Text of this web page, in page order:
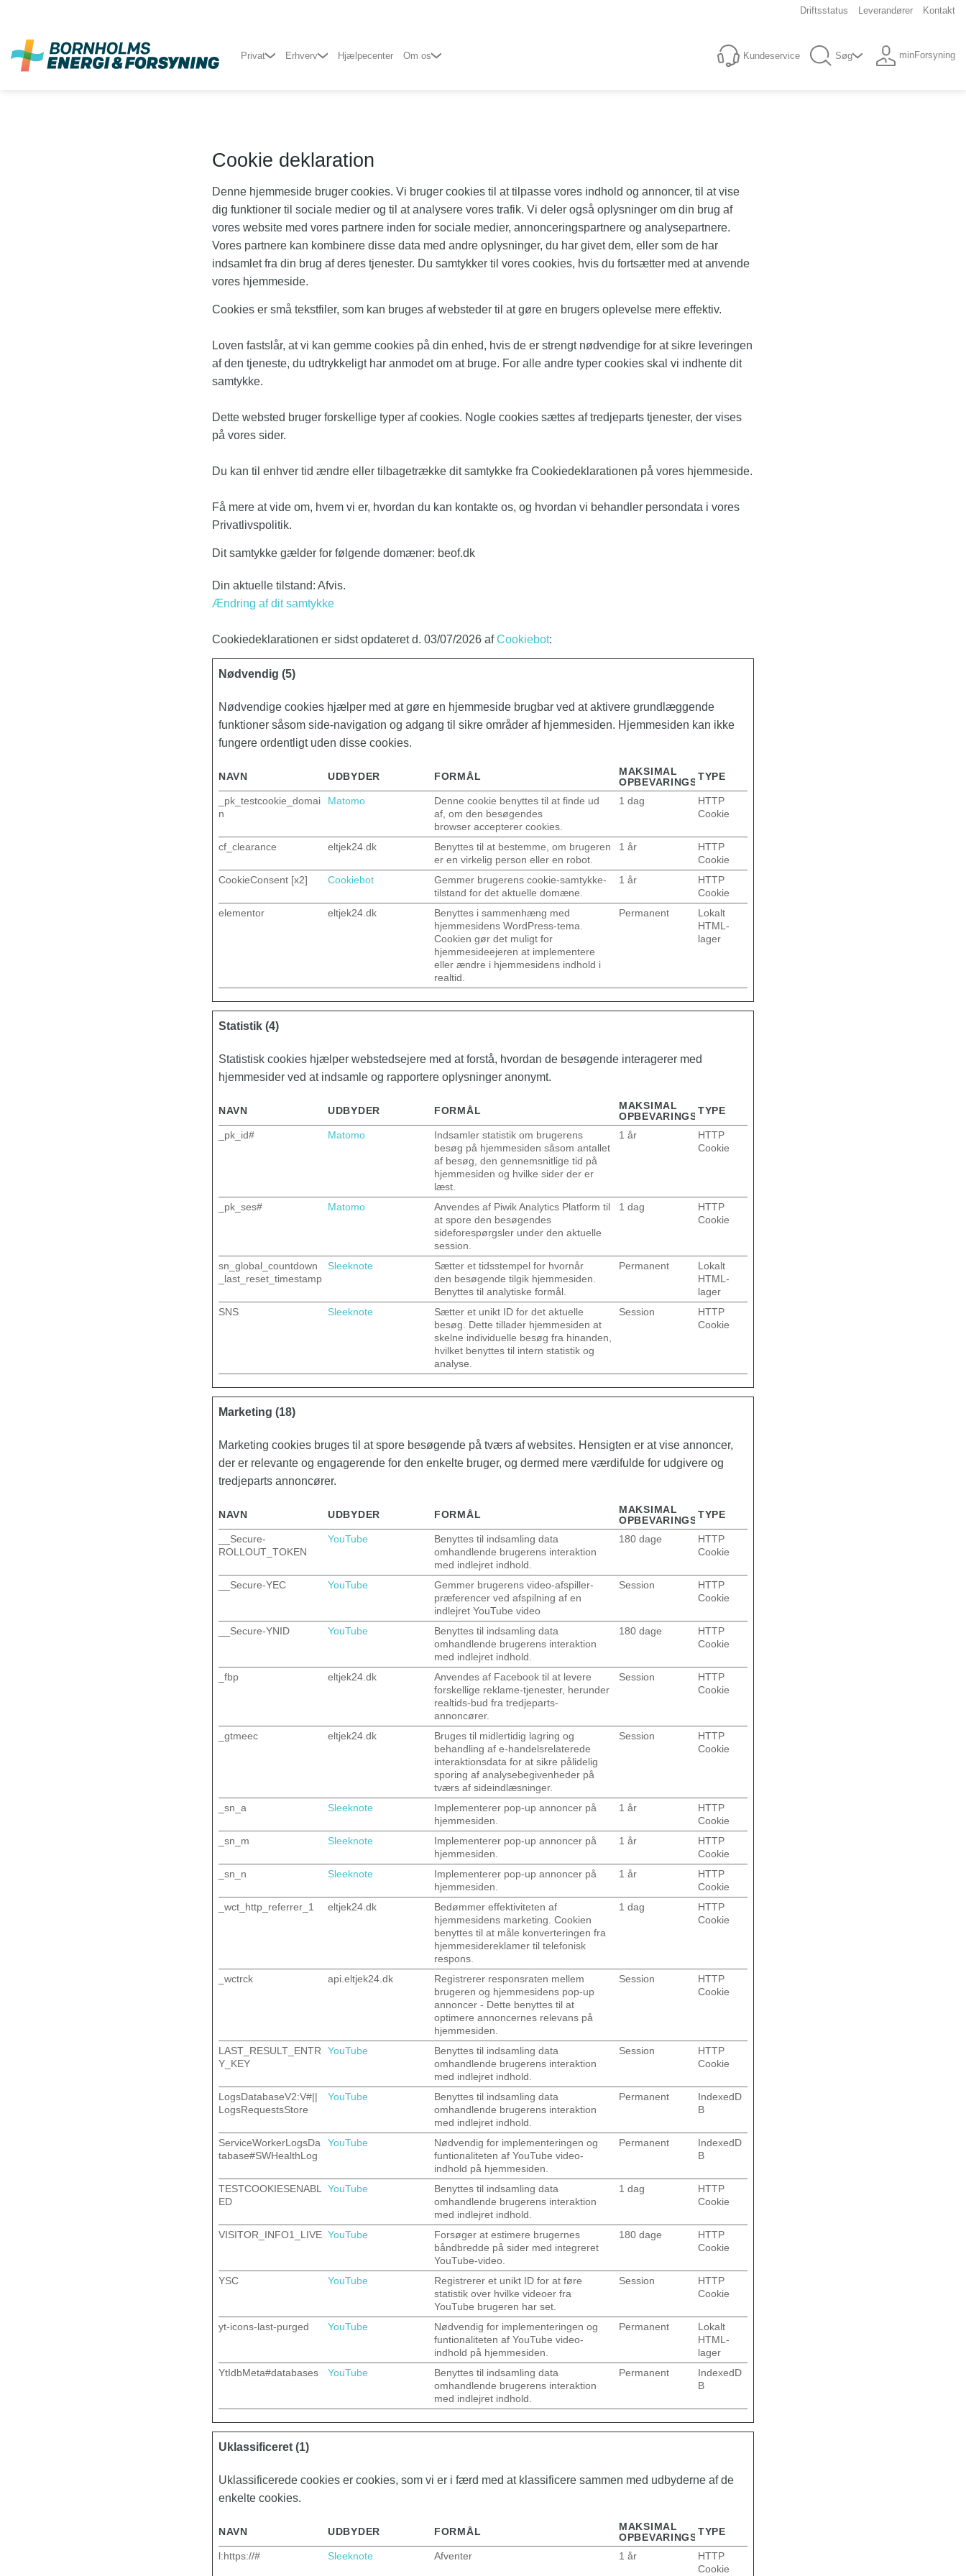
indhold
Driftsstatus Leverandører Kontakt
Privat Erhverv Hjælpecenter Om os Kundeservice Søg minForsyning
Cookie deklaration
Denne hjemmeside bruger cookies. Vi bruger cookies til at tilpasse vores indhold og annoncer, til at vise
dig funktioner til sociale medier og til at analysere vores trafik. Vi deler også oplysninger om din brug af
vores website med vores partnere inden for sociale medier, annonceringspartnere og analysepartnere.
Vores partnere kan kombinere disse data med andre oplysninger, du har givet dem, eller som de har
indsamlet fra din brug af deres tjenester. Du samtykker til vores cookies, hvis du fortsætter med at anvende
vores hjemmeside.
Cookies er små tekstfiler, som kan bruges af websteder til at gøre en brugers oplevelse mere effektiv.
Loven fastslår, at vi kan gemme cookies på din enhed, hvis de er strengt nødvendige for at sikre leveringen
af den tjeneste, du udtrykkeligt har anmodet om at bruge. For alle andre typer cookies skal vi indhente dit
samtykke.
Dette websted bruger forskellige typer af cookies. Nogle cookies sættes af tredjeparts tjenester, der vises
på vores sider.
Du kan til enhver tid ændre eller tilbagetrække dit samtykke fra Cookiedeklarationen på vores hjemmeside.
Få mere at vide om, hvem vi er, hvordan du kan kontakte os, og hvordan vi behandler persondata i vores
Privatlivspolitik.
Dit samtykke gælder for følgende domæner: beof.dk
Din aktuelle tilstand: Afvis.
Ændring af dit samtykke
Cookiedeklarationen er sidst opdateret d. 03/07/2026 afCookiebot:
Nødvendig (5)
Nødvendige cookies hjælper med at gøre en hjemmeside brugbar ved at aktivere grundlæggende
funktioner såsom side-navigation og adgang til sikre områder af hjemmesiden. Hjemmesiden kan ikke
fungere ordentligt uden disse cookies.
NAVN UDBYDER FORMÅL
MAKSIMAL
OPBEVARINGSTID
TYPE
_pk_testcookie_domai
n
Matomo
Denne cookie benyttes til at finde ud
af, om den besøgendes
browser accepterer cookies.
1 dag
HTTP
Cookie
cf_clearance eltjek24.dk
Benyttes til at bestemme, om brugeren
er en virkelig person eller en robot.
1 år
HTTP
Cookie
CookieConsent [x2]
Cookiebot
Gemmer brugerens cookie-samtykke-
tilstand for det aktuelle domæne.
1 år
HTTP
Cookie
elementor
eltjek24.dk
Benyttes i sammenhæng med
hjemmesidens WordPress-tema.
Cookien gør det muligt for
hjemmesideejeren at implementere
eller ændre i hjemmesidens indhold i
realtid.
Permanent
Lokalt
HTML-
lager
Statistik (4)
Statistisk cookies hjælper webstedsejere med at forstå, hvordan de besøgende interagerer med
hjemmesider ved at indsamle og rapportere oplysninger anonymt.
NAVN UDBYDER FORMÅL
MAKSIMAL
OPBEVARINGSTID
TYPE
_pk_id# Matomo
Indsamler statistik om brugerens
besøg på hjemmesiden såsom antallet
af besøg, den gennemsnitlige tid på
hjemmesiden og hvilke sider der er
læst.
1 år
HTTP
Cookie
_pk_ses# Matomo
Anvendes af Piwik Analytics Platform til
at spore den besøgendes
sideforespørgsler under den aktuelle
session.
1 dag
HTTP
Cookie
sn_global_countdown
_last_reset_timestamp
Sleeknote
Sætter et tidsstempel for hvornår
den besøgende tilgik hjemmesiden.
Benyttes til analytiske formål.
Permanent
Lokalt
HTML-
lager
SNS
Sleeknote
Sætter et unikt ID for det aktuelle
besøg. Dette tillader hjemmesiden at
skelne individuelle besøg fra hinanden,
hvilket benyttes til intern statistik og
analyse.
Session
HTTP
Cookie
Marketing (18)
Marketing cookies bruges til at spore besøgende på tværs af websites. Hensigten er at vise annoncer,
der er relevante og engagerende for den enkelte bruger, og dermed mere værdifulde for udgivere og
tredjeparts annoncører.
NAVN UDBYDER FORMÅL
MAKSIMAL
OPBEVARINGSTID
TYPE
__Secure-
ROLLOUT_TOKEN
YouTube
Benyttes til indsamling data
omhandlende brugerens interaktion
med indlejret indhold.
180 dage
HTTP
Cookie
__Secure-YEC YouTube
Gemmer brugerens video-afspiller-
præferencer ved afspilning af en
indlejret YouTube video
Session
HTTP
Cookie
__Secure-YNID YouTube
Benyttes til indsamling data
omhandlende brugerens interaktion
med indlejret indhold.
180 dage
HTTP
Cookie
_fbp eltjek24.dk
Anvendes af Facebook til at levere
forskellige reklame-tjenester, herunder
realtids-bud fra tredjeparts-
annoncører.
Session
HTTP
Cookie
_gtmeec eltjek24.dk
Bruges til midlertidig lagring og
behandling af e-handelsrelaterede
interaktionsdata for at sikre pålidelig
sporing af analysebegivenheder på
tværs af sideindlæsninger.
Session
HTTP
Cookie
_sn_a Sleeknote
Implementerer pop-up annoncer på
hjemmesiden.
1 år
HTTP
Cookie
_sn_m
Sleeknote
Implementerer pop-up annoncer på
hjemmesiden.
1 år
HTTP
Cookie
_sn_n
Sleeknote
Implementerer pop-up annoncer på
hjemmesiden.
1 år
HTTP
Cookie
_wct_http_referrer_1
eltjek24.dk
Bedømmer effektiviteten af
hjemmesidens marketing. Cookien
benyttes til at måle konverteringen fra
hjemmesidereklamer til telefonisk
respons.
1 dag
HTTP
Cookie
_wctrck api.eltjek24.dk
Registrerer responsraten mellem
brugeren og hjemmesidens pop-up
annoncer - Dette benyttes til at
optimere annoncernes relevans på
hjemmesiden.
Session
HTTP
Cookie
LAST_RESULT_ENTR
Y_KEY
YouTube
Benyttes til indsamling data
omhandlende brugerens interaktion
med indlejret indhold.
Session
HTTP
Cookie
LogsDatabaseV2:V#||
LogsRequestsStore
YouTube
Benyttes til indsamling data
omhandlende brugerens interaktion
med indlejret indhold.
Permanent
IndexedD
B
ServiceWorkerLogsDa
tabase#SWHealthLog
YouTube
Nødvendig for implementeringen og
funtionaliteten af YouTube video-
indhold på hjemmesiden.
Permanent
IndexedD
B
TESTCOOKIESENABL
ED
YouTube
Benyttes til indsamling data
omhandlende brugerens interaktion
med indlejret indhold.
1 dag
HTTP
Cookie
VISITOR_INFO1_LIVE YouTube
Forsøger at estimere brugernes
båndbredde på sider med integreret
YouTube-video.
180 dage
HTTP
Cookie
YSC YouTube
Registrerer et unikt ID for at føre
statistik over hvilke videoer fra
YouTube brugeren har set.
Session
HTTP
Cookie
yt-icons-last-purged YouTube
Nødvendig for implementeringen og
funtionaliteten af YouTube video-
indhold på hjemmesiden.
Permanent
Lokalt
HTML-
lager
YtIdbMeta#databases
YouTube
Benyttes til indsamling data
omhandlende brugerens interaktion
med indlejret indhold.
Permanent
IndexedD
B
Uklassificeret (1)
Uklassificerede cookies er cookies, som vi er i færd med at klassificere sammen med udbyderne af de
enkelte cookies.
NAVN UDBYDER FORMÅL
MAKSIMAL
OPBEVARINGSTID
TYPE
l:https://# Sleeknote Afventer 1 år
HTTP
Cookie